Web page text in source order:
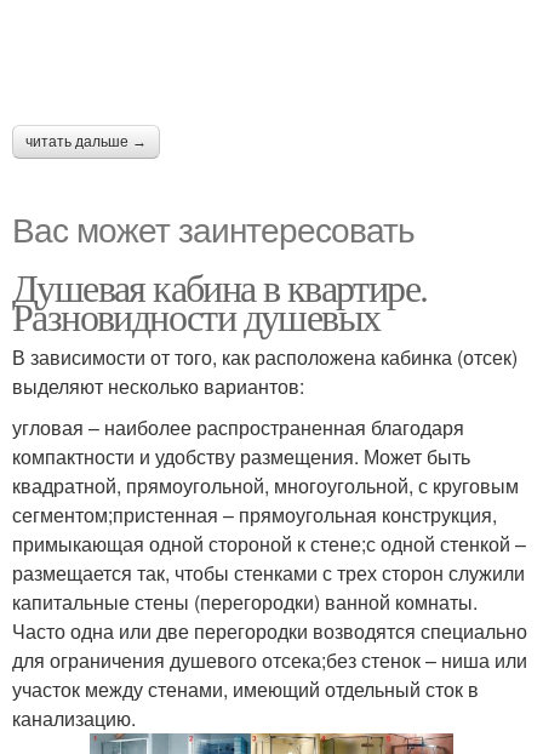
читать дальше →
Вас может заинтересовать
Душевая кабина в квартире.
Разновидности душевых
В зависимости от того, как расположена кабинка (отсек)
выделяют несколько вариантов:
угловая – наиболее распространенная благодаря
компактности и удобству размещения. Может быть
квадратной, прямоугольной, многоугольной, с круговым
сегментом;пристенная – прямоугольная конструкция,
примыкающая одной стороной к стене;с одной стенкой –
размещается так, чтобы стенками с трех сторон служили
капитальные стены (перегородки) ванной комнаты.
Часто одна или две перегородки возводятся специально
для ограничения душевого отсека;без стенок – ниша или
участок между стенами, имеющий отдельный сток в
канализацию.